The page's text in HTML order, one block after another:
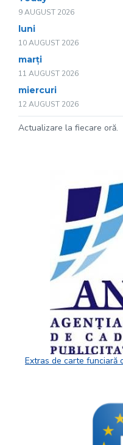
9 AUGUST 2026
luni
10 AUGUST 2026
marți
11 AUGUST 2026
miercuri
12 AUGUST 2026
Actualizare la fiecare oră.
Extras de carte funciară